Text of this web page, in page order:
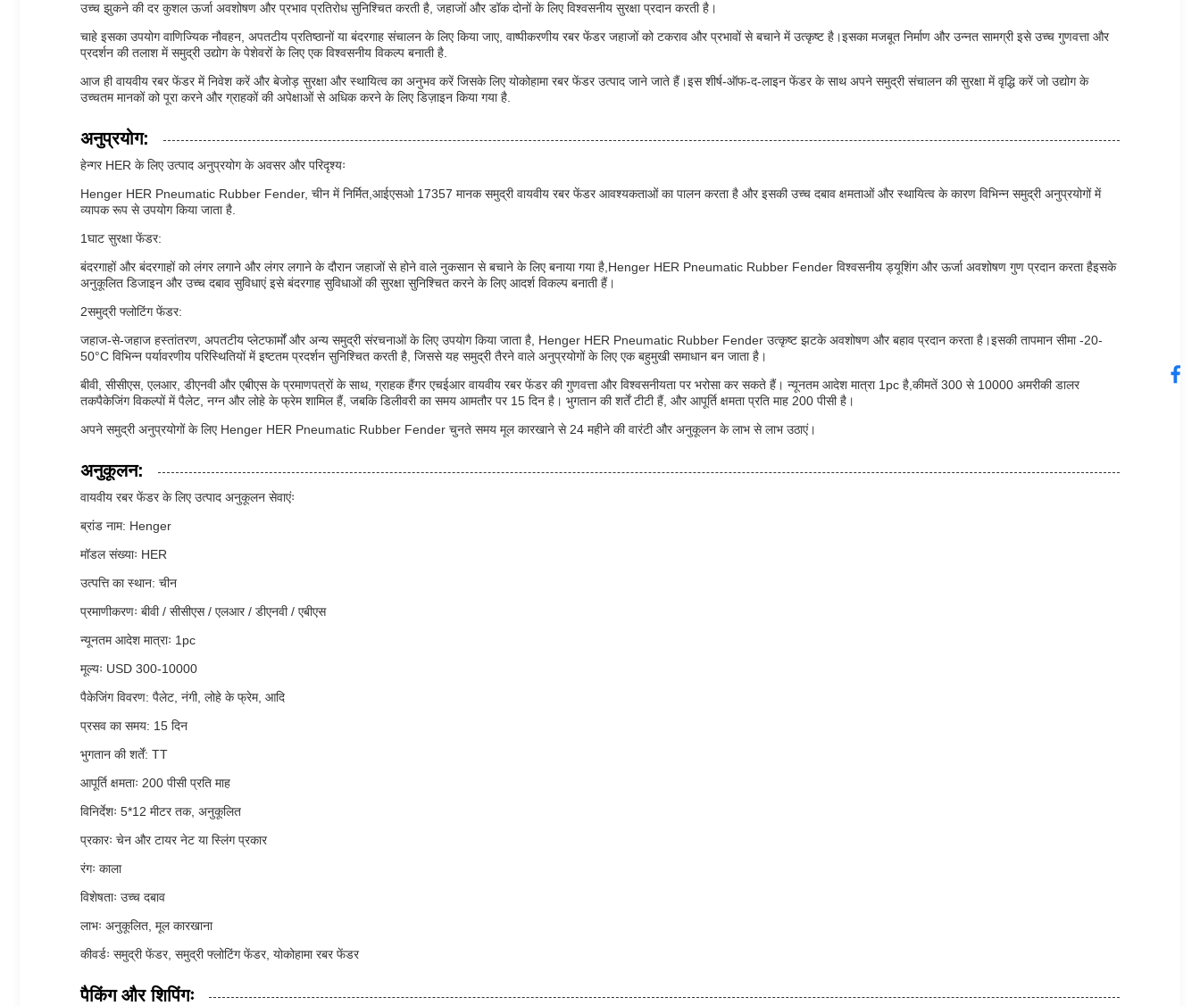
उच्च झुकने की दर कुशल ऊर्जा अवशोषण और प्रभाव प्रतिरोध सुनिश्चित करती है, जहाजों और डॉक दोनों के लिए विश्वसनीय सुरक्षा प्रदान करती है।
चाहे इसका उपयोग वाणिज्यिक नौवहन, अपतटीय प्रतिष्ठानों या बंदरगाह संचालन के लिए किया जाए, वाष्पीकरणीय रबर फेंडर जहाजों को टकराव और प्रभावों से बचाने में उत्कृष्ट है।इसका मजबूत निर्माण और उन्नत सामग्री इसे उच्च गुणवत्ता और
प्रदर्शन की तलाश में समुद्री उद्योग के पेशेवरों के लिए एक विश्वसनीय विकल्प बनाती है.
आज ही वायवीय रबर फेंडर में निवेश करें और बेजोड़ सुरक्षा और स्थायित्व का अनुभव करें जिसके लिए योकोहामा रबर फेंडर उत्पाद जाने जाते हैं।इस शीर्ष-ऑफ-द-लाइन फेंडर के साथ अपने समुद्री संचालन की सुरक्षा में वृद्धि करें जो उद्योग के
उच्चतम मानकों को पूरा करने और ग्राहकों की अपेक्षाओं से अधिक करने के लिए डिज़ाइन किया गया है.
अनुप्रयोग:
हेन्गर HER के लिए उत्पाद अनुप्रयोग के अवसर और परिदृश्यः
Henger HER Pneumatic Rubber Fender, चीन में निर्मित,आईएसओ 17357 मानक समुद्री वायवीय रबर फेंडर आवश्यकताओं का पालन करता है और इसकी उच्च दबाव क्षमताओं और स्थायित्व के कारण विभिन्न समुद्री अनुप्रयोगों में
व्यापक रूप से उपयोग किया जाता है.
1घाट सुरक्षा फेंडर:
बंदरगाहों और बंदरगाहों को लंगर लगाने और लंगर लगाने के दौरान जहाजों से होने वाले नुकसान से बचाने के लिए बनाया गया है,Henger HER Pneumatic Rubber Fender विश्वसनीय ड्यूशिंग और ऊर्जा अवशोषण गुण प्रदान करता हैइसके
अनुकूलित डिजाइन और उच्च दबाव सुविधाएं इसे बंदरगाह सुविधाओं की सुरक्षा सुनिश्चित करने के लिए आदर्श विकल्प बनाती हैं।
2समुद्री फ्लोटिंग फेंडर:
जहाज-से-जहाज हस्तांतरण, अपतटीय प्लेटफार्मों और अन्य समुद्री संरचनाओं के लिए उपयोग किया जाता है, Henger HER Pneumatic Rubber Fender उत्कृष्ट झटके अवशोषण और बहाव प्रदान करता है।इसकी तापमान सीमा -20-
50°C विभिन्न पर्यावरणीय परिस्थितियों में इष्टतम प्रदर्शन सुनिश्चित करती है, जिससे यह समुद्री तैरने वाले अनुप्रयोगों के लिए एक बहुमुखी समाधान बन जाता है।
बीवी, सीसीएस, एलआर, डीएनवी और एबीएस के प्रमाणपत्रों के साथ, ग्राहक हैंगर एचईआर वायवीय रबर फेंडर की गुणवत्ता और विश्वसनीयता पर भरोसा कर सकते हैं। न्यूनतम आदेश मात्रा 1pc है,कीमतें 300 से 10000 अमरीकी डालर
तकपैकेजिंग विकल्पों में पैलेट, नग्न और लोहे के फ्रेम शामिल हैं, जबकि डिलीवरी का समय आमतौर पर 15 दिन है। भुगतान की शर्तें टीटी हैं, और आपूर्ति क्षमता प्रति माह 200 पीसी है।
अपने समुद्री अनुप्रयोगों के लिए Henger HER Pneumatic Rubber Fender चुनते समय मूल कारखाने से 24 महीने की वारंटी और अनुकूलन के लाभ से लाभ उठाएं।
अनुकूलन:
वायवीय रबर फेंडर के लिए उत्पाद अनुकूलन सेवाएंः
ब्रांड नाम: Henger
मॉडल संख्याः HER
उत्पत्ति का स्थान: चीन
प्रमाणीकरणः बीवी / सीसीएस / एलआर / डीएनवी / एबीएस
न्यूनतम आदेश मात्राः 1pc
मूल्यः USD 300-10000
पैकेजिंग विवरण: पैलेट, नंगी, लोहे के फ्रेम, आदि
प्रसव का समय: 15 दिन
भुगतान की शर्तें: TT
आपूर्ति क्षमताः 200 पीसी प्रति माह
विनिर्देशः 5*12 मीटर तक, अनुकूलित
प्रकारः चेन और टायर नेट या स्लिंग प्रकार
रंगः काला
विशेषताः उच्च दबाव
लाभः अनुकूलित, मूल कारखाना
कीवर्डः समुद्री फेंडर, समुद्री फ्लोटिंग फेंडर, योकोहामा रबर फेंडर
पैकिंग और शिपिंगः